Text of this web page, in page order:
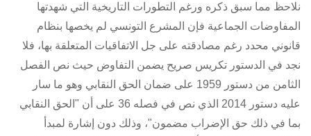
نلاحظ مما سبق ذكره ورغم التطورات التاريخية التي شهدتها
المفاوضات الجماعية فإن المشرع التونسي لم يخصها بنظام
قانوني محدد رغم مصادقته على جل الاتفاقيات المتعلقة بها، فلا
نجد في الدستور تكريس صريح يضمن التفاوض حيث نص الفصل
الثامن من دستور 1959 على ضمان الحق النقابي وهو ما سار
عليه دستور 2014 الذي نص في فصله 36 على أن "الحق النقابي
بما في ذلك حق الإضراب مضمون"، وذلك دون إشارة لمبدأ